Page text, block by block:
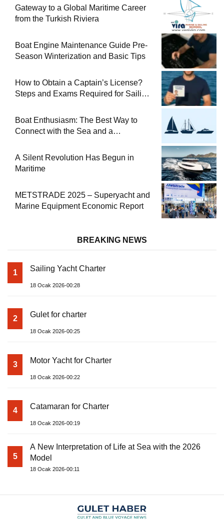
Gateway to a Global Maritime Career
from the Turkish Riviera
Boat Engine Maintenance Guide Pre-
Season Winterization and Basic Tips
How to Obtain a Captain’s License?
Steps and Exams Required for Sailing
Boat Enthusiasm: The Best Way to
Connect with the Sea and a
A Silent Revolution Has Begun in
Maritime
METSTRADE 2025 – Superyacht and
Marine Equipment Economic Report
BREAKING NEWS
1 Sailing Yacht Charter
18 Ocak 2026-00:28
2 Gulet for charter
18 Ocak 2026-00:25
3 Motor Yacht for Charter
18 Ocak 2026-00:22
4 Catamaran for Charter
18 Ocak 2026-00:19
5
A New Interpretation of Life at Sea with the 2026
Model
18 Ocak 2026-00:11